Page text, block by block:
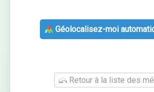
Géolocalisez-moi
Retour à la liste des